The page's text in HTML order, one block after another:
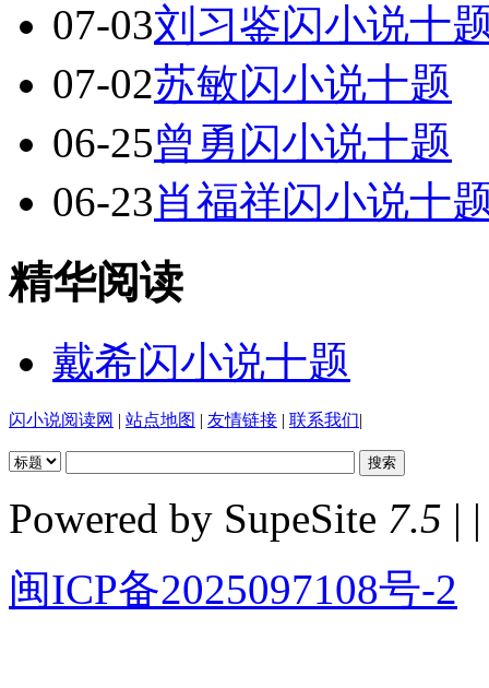
07-03刘习鉴闪小说十
07-02苏敏闪小说十题
06-25曾勇闪小说十题
06-23肖福祥闪小说十
精华阅读
戴希闪小说十题
闪小说阅读网 | 站点地图 | 友情链接 | 联系我们|
Powered by SupeSite 7.5 | |
闽ICP备2025097108号-2